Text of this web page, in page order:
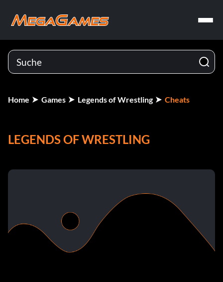
Home Games Legends of Wrestling Cheats
LEGENDS OF WRESTLING